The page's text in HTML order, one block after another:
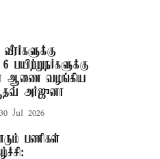
பயிற்றுநர்களுக்கு
ஆணை வழங்கிய
அர்ஜுனா
30 Jul 2026
பணிகள்